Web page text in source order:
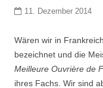
11. Dezember 2014
Wären wir in
bezeichnet und die
Meilleure Ouvrière de
ihres Fachs. Wir sind